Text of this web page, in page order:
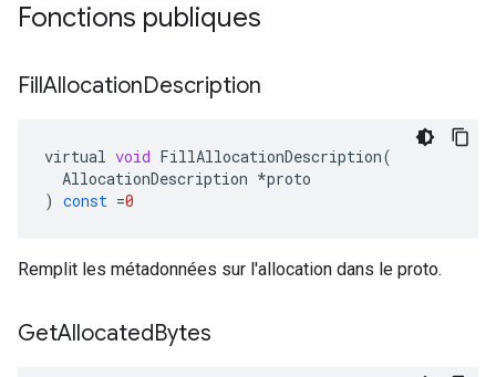
Fonctions publiques
FillAllocationDescription
virtual void FillAllocationDescription(
AllocationDescription *proto
) const =0
Remplit les métadonnées sur l'allocation dans le proto.
GetAllocatedBytes